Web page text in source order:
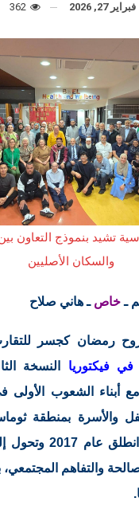
فبراير 27, 2026
تشيد بنموذج التعاون
والسكان الأصليين
ـخاص ـ هاني صلاح
رمضان كجسر
فيكتوريا
النسخة
أبناء الشعوب الأولى
والأسرة بمنطقة
ملبورن، في تقليد
والتفاهم